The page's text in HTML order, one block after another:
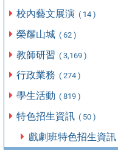
校內藝文展演 ( 14 )
榮耀山城 ( 62 )
教師研習 ( 3,169 )
行政業務 ( 274 )
學生活動 ( 819 )
特色招生資訊 ( 50 )
戲劇班特色招生資訊